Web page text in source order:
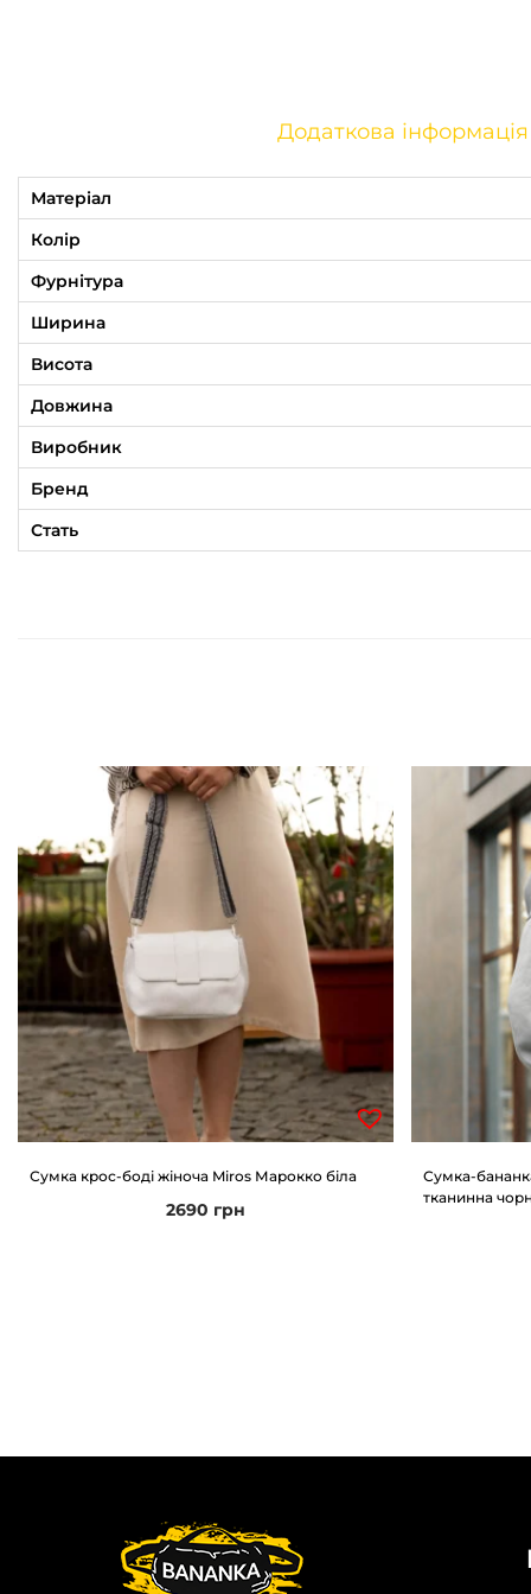
Додаткова інформація
Матеріал
Колір
Фурнітура
Ширина
Висота
Довжина
Виробник
Бренд
Стать
Сумка крос-боді жіноча Miros Марокко біла
2690 грн
Сумка-
тканинна